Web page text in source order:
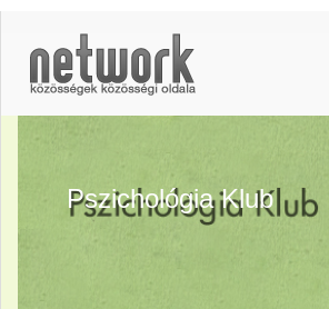
Pszichológia Klub